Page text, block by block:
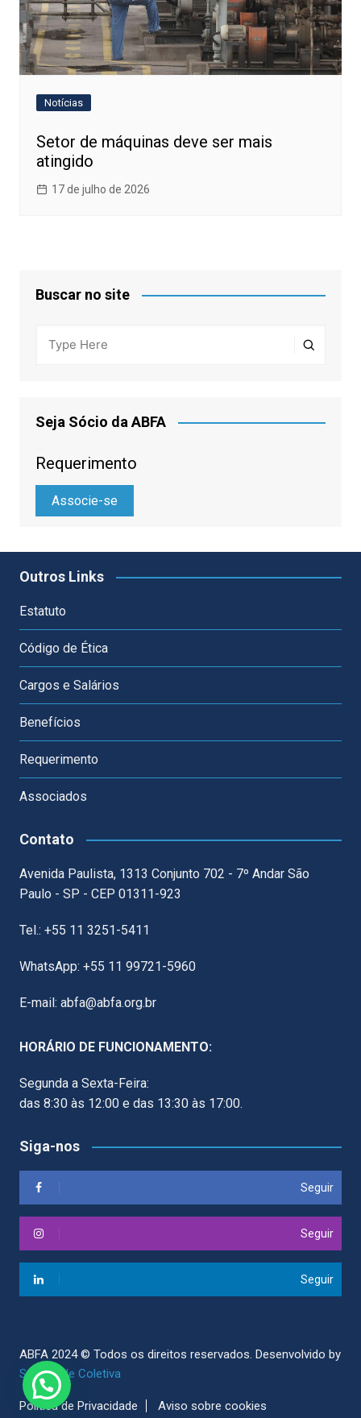
Notícias
Setor de máquinas deve ser mais
atingido
17 de julho de 2026
Buscar no site
Seja Sócio da ABFA
Requerimento
Associe-se
Outros Links
Estatuto
Código de Ética
Cargos e Salários
Benefícios
Requerimento
Associados
Contato
Avenida Paulista, 1313 Conjunto 702 - 7º Andar São
Paulo - SP - CEP 01311-923
Tel.: +55 11 3251-5411
WhatsApp: +55 11 99721-5960
E-mail: abfa@abfa.org.br
HORÁRIO DE FUNCIONAMENTO:
Segunda a Sexta-Feira:
das 8:30 às 12:00 e das 13:30 às 17:00.
Siga-nos
Seguir
Seguir
Seguir
ABFA 2024 © Todos os direitos reservados. Desenvolvido by
Sociedade Coletiva
Politica de Privacidade Aviso sobre cookies